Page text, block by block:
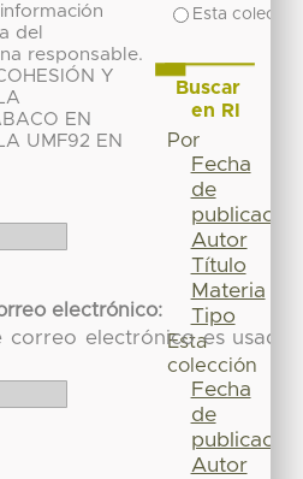
del
responsable.
Y
EN
UMF92 EN
electrónico:
correo electrónico es usada
Esta
Buscar
en RI
Por
Fecha
de
publicación
Autor
Título
Materia
Tipo
Esta
colección
Fecha
de
publicación
Autor